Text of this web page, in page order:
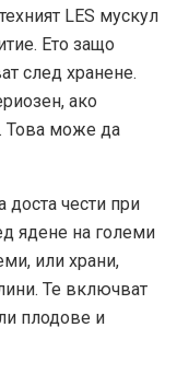
LES мускул
Ето защо
след хранене.
ако
Това може да
доста чести при
ядене на големи
или храни,
Те включват
плодове и